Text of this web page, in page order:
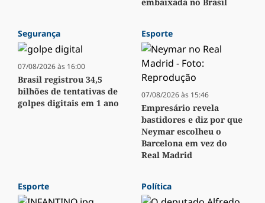
Segurança
07/08/2026 às 16:00
Brasil registrou 34,5
bilhões de tentativas de
golpes digitais em 1 ano
Esporte
07/08/2026 às 15:46
Empresário revela
bastidores e diz por que
Neymar escolheu o
Barcelona em vez do
Real Madrid
Esporte Política